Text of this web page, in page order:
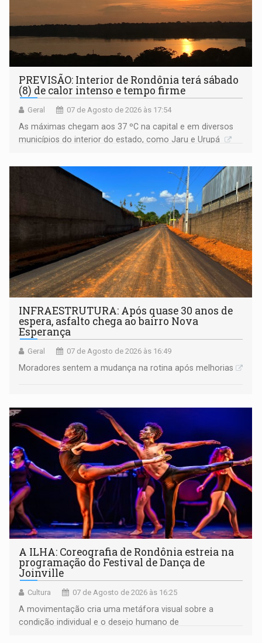
PREVISÃO: Interior de Rondônia terá sábado
(8) de calor intenso e tempo firme
Geral 07 de Agosto de 2026 às 17:54
As máximas chegam aos 37 ºC na capital e em diversos
municípios do interior do estado, como Jaru e Urupá
INFRAESTRUTURA: Após quase 30 anos de
espera, asfalto chega ao bairro Nova
Esperança
Geral 07 de Agosto de 2026 às 16:49
Moradores sentem a mudança na rotina após melhorias
A ILHA: Coreografia de Rondônia estreia na
programação do Festival de Dança de
Joinville
Cultura 07 de Agosto de 2026 às 16:25
A movimentação cria uma metáfora visual sobre a
condição individual e o desejo humano de